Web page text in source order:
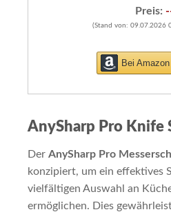
Preis:
(Stand von: 09.07.2026
Bei
AnySharp Pro Knife
Der AnySharp Pro
konzipiert, um ein effektives
vielfältigen Auswahl an
ermöglichen. Dies